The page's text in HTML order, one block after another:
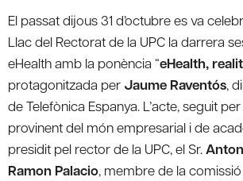
El passat dijous 31 d’octubre es va
Llac del Rectorat de la UPC la darrera
eHealth amb la ponència “eHealth,
protagonitzada per Jaume Raventós,
de Telefònica Espanya. L’acte, seguit
provinent del món empresarial i de
presidit pel rector de la UPC, el Sr.
Ramon Palacio, membre de la